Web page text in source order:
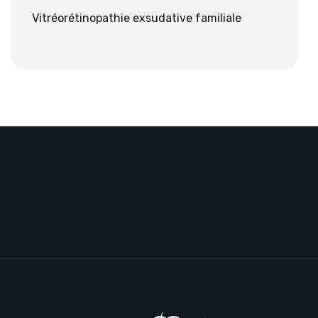
Vitréorétinopathie exsudative familiale